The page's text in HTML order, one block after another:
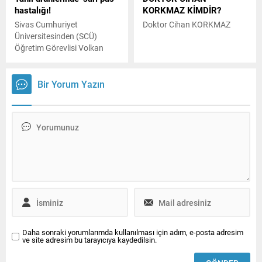
yanıt veren hastane, güçlü
teknik altyapısı ve uzman
kadrosuyla tanı ve tedavi
süreçlerinde yüksek
çıkan alanları arasında
obezite cerrahisi...
sağlık turizminde uyulması
gereken bazı önemli etik
hastalığı!
Sivas Cumhuriyet
Üniversitesinden (SCÜ)
Öğretim Görevlisi Volkan
ürünlerinde kalitenin
düştüğünü belirterek,
"Hastalıklarla mücadele için
yapmamız gerekiyor. Bu
KORKMAZ KİMDİR?
Doktor Cihan KORKMAZ
Bir Yorum Yazın
Daha sonraki yorumlarımda kullanılması için adım, e-posta adresim
ve site adresim bu tarayıcıya kaydedilsin.